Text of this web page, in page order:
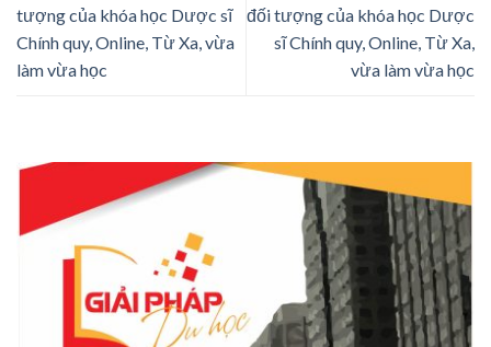
tượng của khóa học Dược sĩ
Chính quy, Online, Từ Xa, vừa
làm vừa học
đối tượng của khóa học Dược
sĩ Chính quy, Online, Từ Xa,
vừa làm vừa học